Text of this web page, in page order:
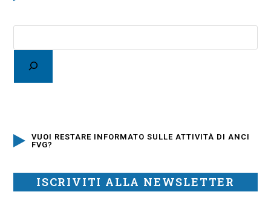
VUOI RESTARE INFORMATO SULLE ATTIVITÀ DI ANCI
FVG?
ISCRIVITI ALLA NEWSLETTER